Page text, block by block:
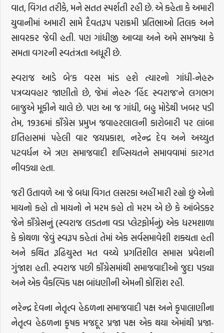
વાત, વિગત તરીકે, મને સતત સ્પર્શતી રહી છે. એ કહેતા કે અમારી
યુવાનીમાં અમારી સામે દૈવતરૂપ પરાક્રમી પ્રતિભાઓ તિલક અને
સાવરકર જેવી હતી. પણ ગાંધીજી આવ્યા અને અમે સમજ્યા કે
સમતા વગરની સ્વતંત્રતા અધૂરી છે.
સ્વરાજ આડે બે’ક વરસ માંડ હશે ત્યારનો ગાંધી-નેહરુ
પત્રવ્યવહાર જાણીતો છે, જેમાં નેહરુ ‘હિંદ સ્વરાજ’ને લગભગ
બાજુએ મૂકીને ચાલે છે. પણ આ જ ગાંધી, બહુ મોડેથી ખબર પડી
તેમ, 1936માં કાઁગ્રેસ પ્રમુખ જવાહરલાલની કારોબારી પર લાંબા
ઇતિહાસમાં પહેલી વાર જયપ્રકાશ, નરેન્દ્ર દેવ અને અચ્યુત
પટવર્ધન એ ત્રણ સમાજવાદી શખ્સિયતને સમાવવામાં કારગત
નીવડ્યા હતા.
જરી ઉતાવળે આ જે બધા વિગત લસરકા અહીં મારી રહ્યો છું એનો
માયનો કહો તો માયનો ને મરમ કહો તો મરમ એ છે કે આંબેડકર
જેને કાઁગ્રેસનું (સ્વરાજ લડતના વડા પ્લેટફોર્મનું) એક ધરમશાળા
કે કોથળા જેવું સ્વરૂપ કહેતાં તેમાં એક સર્વસમાવેશી શક્યતા હતી
અને કથિત રૂઢિચુસ્ત મત વચ્ચે પ્રગતિશીલ સમાસ પ્રવેશની
ગુંજાશ હતી. સ્વરાજ પછી કાઁગ્રેસમાંથી સમાજવાદીઓ જુદા પડ્યા
અને એક વૈકલ્પિક પક્ષ બાંધણીની એમની કોશિશ રહી.
નરેન્દ્ર દેવના નેતૃત્વ હેઠળના સમાજવાદી પક્ષ અને કૃપાલાણીના
નેતૃત્વ હેઠળના કૃષક મજદૂર પ્રજા પક્ષ એક થયા એમાંથી પ્રજા-